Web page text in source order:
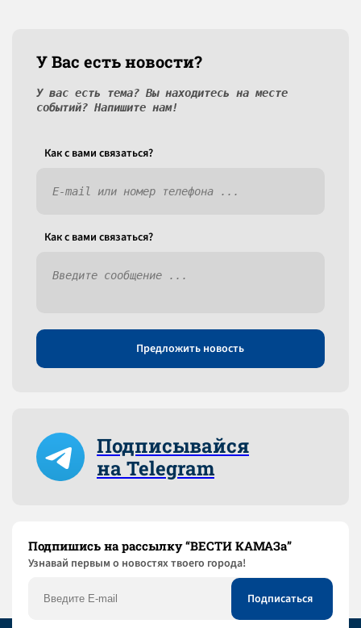
У Вас есть новости?
У вас есть тема? Вы находитесь на месте
событий? Напишите нам!
Как c вами связаться?
Как c вами связаться?
Предложить новость
Подписывайся
на Telegram
Подпишись на рассылку “ВЕСТИ КАМАЗа”
Узнaвай первым о новостях твоего города!